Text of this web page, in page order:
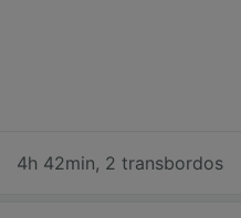
4h 42min, 2 transbordos